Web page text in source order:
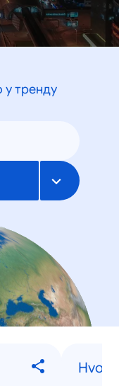
у тренду